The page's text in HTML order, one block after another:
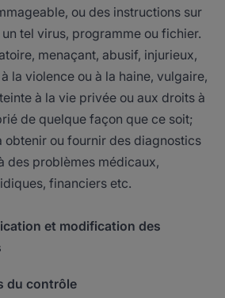
ou des instructions sur
tel virus, programme ou fichier.
menaçant, abusif, injurieux,
la violence ou à la haine, vulgaire,
à la vie privée ou aux droits à
de quelque façon que ce soit;
ou fournir des diagnostics
des problèmes médicaux,
financiers etc.
et modification des
du contrôle